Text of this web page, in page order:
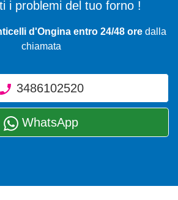
i problemi del tuo forno !
d'Ongina entro 24/48 ore dalla
chiamata
3486102520
WhatsApp